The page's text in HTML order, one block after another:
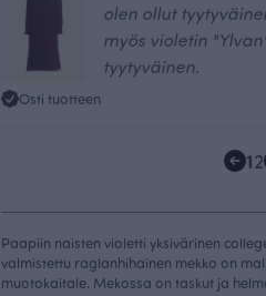
olen ollut
myös violetin
tyytyväinen.
Osti tuotteen
12
Paapiin naisten violetti yksivärinen
valmistettu raglanhihainen mekko on
muotokaitale. Mekossa on taskut ja